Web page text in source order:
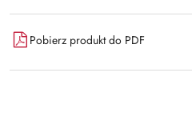
Pobierz produkt do PDF